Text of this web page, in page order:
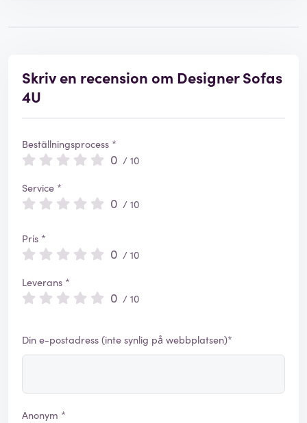
Skriv en recension om Designer Sofas
4U
Beställningsprocess *
0 / 10
Service *
0 / 10
Pris *
0 / 10
Leverans *
0 / 10
Din e-postadress (inte synlig på webbplatsen)*
Anonym *